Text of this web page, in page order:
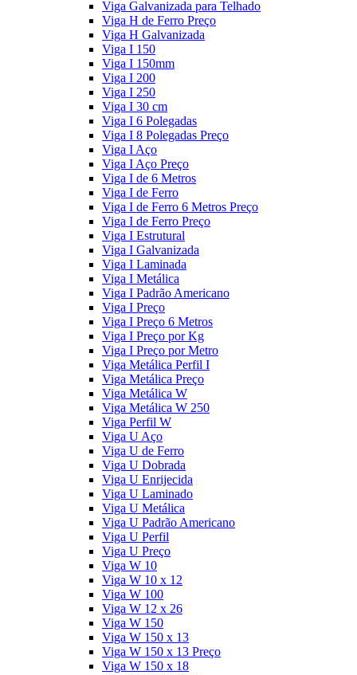
Viga Galvanizada para Telhado
Viga H de Ferro Preço
Viga H Galvanizada
Viga I 150
Viga I 150mm
Viga I 200
Viga I 250
Viga I 30 cm
Viga I 6 Polegadas
Viga I 8 Polegadas Preço
Viga I Aço
Viga I Aço Preço
Viga I de 6 Metros
Viga I de Ferro
Viga I de Ferro 6 Metros Preço
Viga I de Ferro Preço
Viga I Estrutural
Viga I Galvanizada
Viga I Laminada
Viga I Metálica
Viga I Padrão Americano
Viga I Preço
Viga I Preço 6 Metros
Viga I Preço por Kg
Viga I Preço por Metro
Viga Metálica Perfil I
Viga Metálica Preço
Viga Metálica W
Viga Metálica W 250
Viga Perfil W
Viga U Aço
Viga U de Ferro
Viga U Dobrada
Viga U Enrijecida
Viga U Laminado
Viga U Metálica
Viga U Padrão Americano
Viga U Perfil
Viga U Preço
Viga W 10
Viga W 10 x 12
Viga W 100
Viga W 12 x 26
Viga W 150
Viga W 150 x 13
Viga W 150 x 13 Preço
Viga W 150 x 18